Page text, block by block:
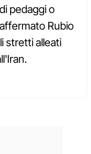
pedaggi o
Rubio
stretti alleati